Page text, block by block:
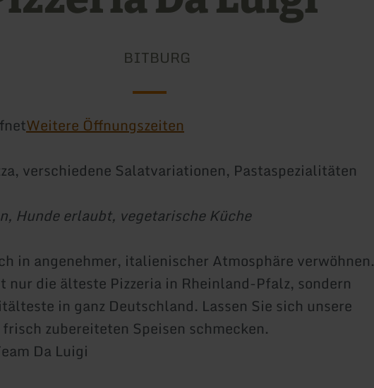
BITBURG
Weitere Öffnungszeiten
verschiedene Salatvariationen, Pastaspezialitäten
Hunde erlaubt, vegetarische Küche
in angenehmer, italienischer Atmosphäre verwöhnen.
nur die älteste Pizzeria in Rheinland-Pfalz, sondern
in ganz Deutschland. Lassen Sie sich unsere
zubereiteten Speisen schmecken.
Da Luigi